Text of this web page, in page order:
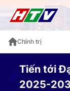
Chính trị
Tiến tới
2025-